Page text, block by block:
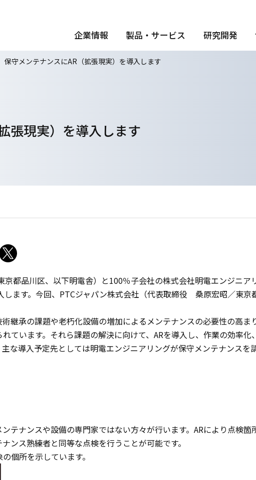
企業情報 製品・サービス 研究開発
保守メンテナンスにAR（拡張現実）を導入します
張現実）を導入します
都品川区、以下明電舎）と100％子会社の株式会社明電エンジニア
ます。今回、PTCジャパン株式会社（代表取締役 桑原宏昭／東京
継承の課題や老朽化設備の増加によるメンテナンスの必要性の高ま
ています。それら課題の解決に向けて、ARを導入し、作業の効率化
な導入予定先としては明電エンジニアリングが保守メンテナンスを
テナンスや設備の専門家ではない方々が行います。ARにより点検箇
ンス熟練者と同等な点検を行うことが可能です。
個所を示しています。